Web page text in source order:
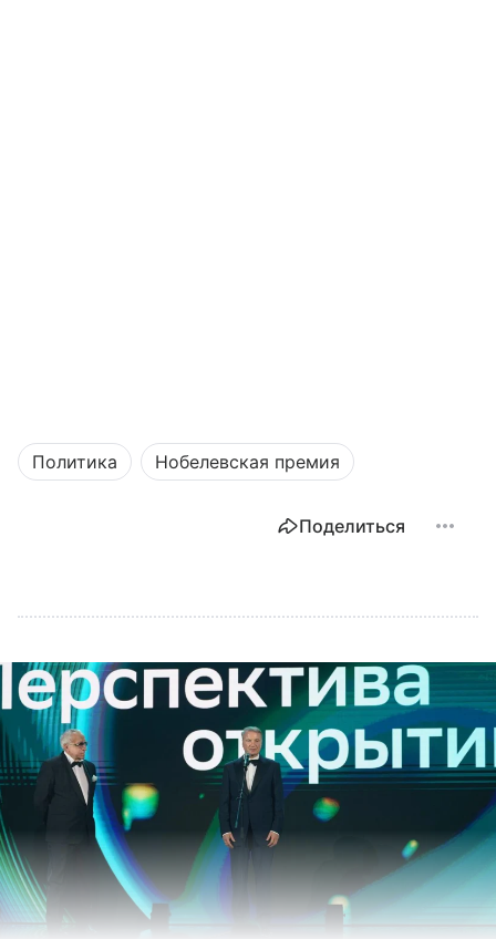
Политика Нобелевская премия
Поделиться